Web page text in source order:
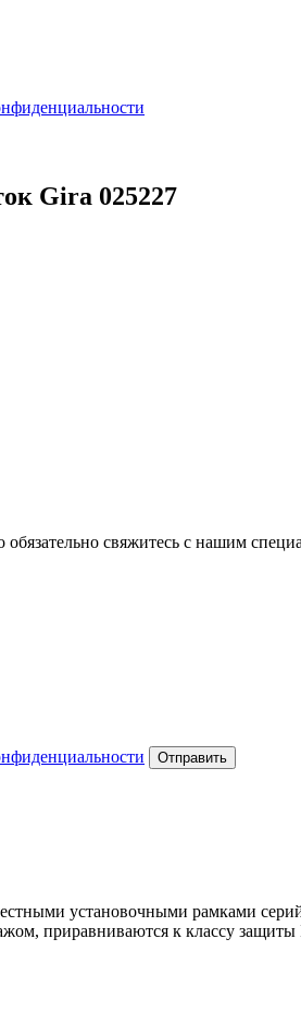
Gira 025227
свяжитесь с нашим
Отправить
установочными рамками
приравниваются к классу защиты